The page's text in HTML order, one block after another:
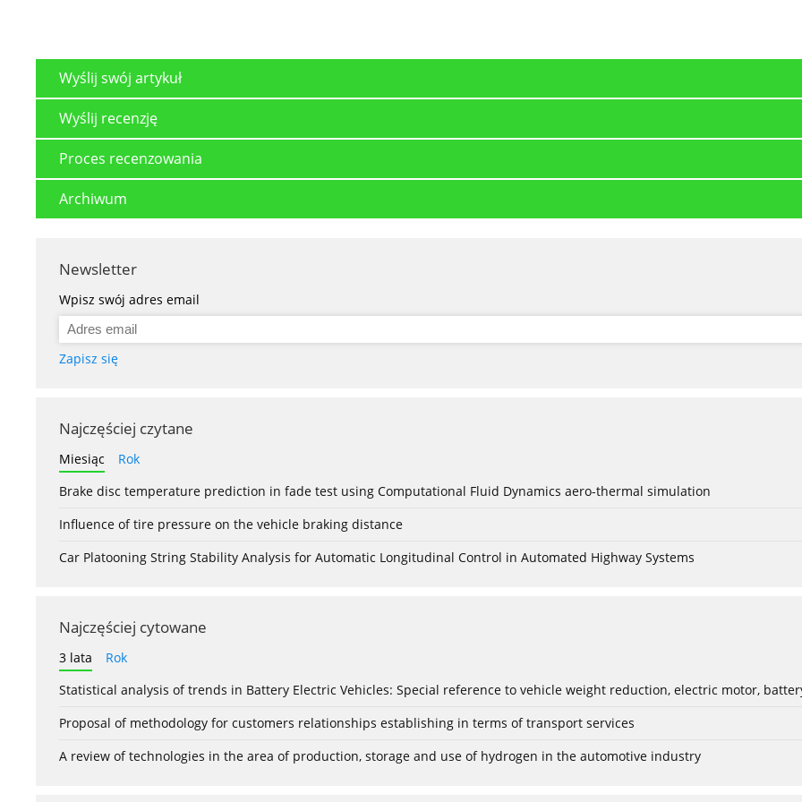
Wyślij swój artykuł
Wyślij recenzję
Proces recenzowania
Archiwum
Newsletter
Wpisz swój adres email
Zapisz się
Najczęściej czytane
Miesiąc
Rok
Brake disc temperature prediction in fade test using Computational Fluid Dynamics aero-thermal simulation
Influence of tire pressure on the vehicle braking distance
Car Platooning String Stability Analysis for Automatic Longitudinal Control in Automated Highway Systems
Najczęściej cytowane
3 lata
Rok
Statistical analysis of trends in Battery Electric Vehicles: Special reference to vehicle weight reduction, electric motor,
Proposal of methodology for customers relationships establishing in terms of transport services
A review of technologies in the area of production, storage and use of hydrogen in the automotive industry